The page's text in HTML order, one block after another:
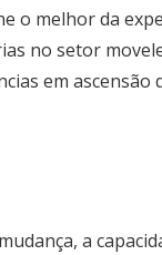
o melhor da
no setor
em ascensão
a